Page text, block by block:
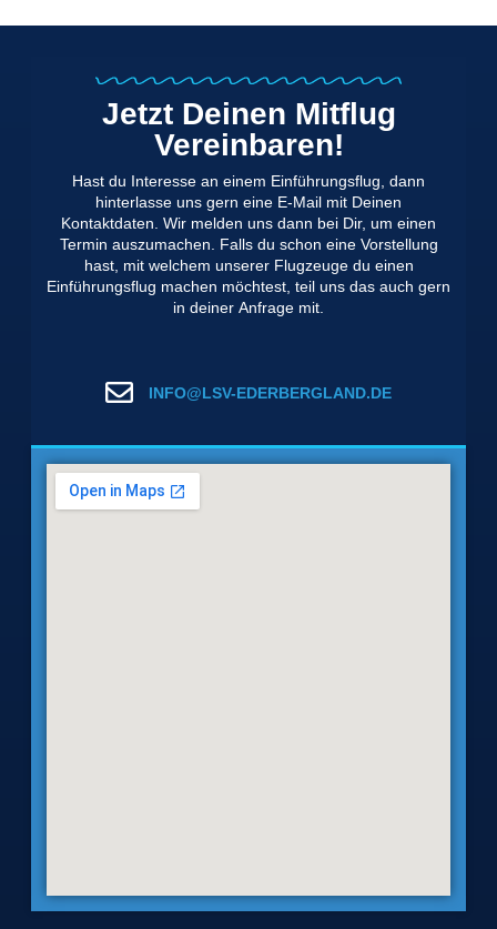
Jetzt Deinen Mitflug
Vereinbaren!
Hast du Interesse an einem Einführungsflug, dann
hinterlasse uns gern eine E-Mail mit Deinen
Kontaktdaten. Wir melden uns dann bei Dir, um einen
Termin auszumachen. Falls du schon eine Vorstellung
hast, mit welchem unserer Flugzeuge du einen
Einführungsflug machen möchtest, teil uns das auch gern
in deiner Anfrage mit.
INFO@LSV-EDERBERGLAND.DE